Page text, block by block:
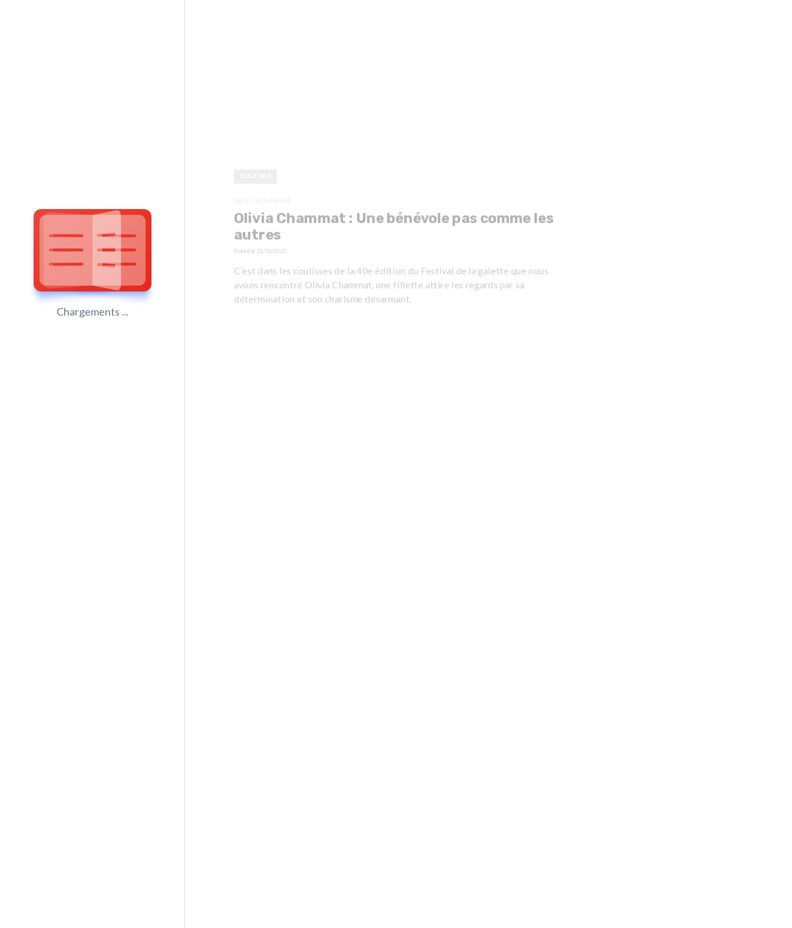
Chargements ...
Olivia Chammat : Une bénévole pas comme les
autres
Publié le 13/10/2025
C’est dans les coulisses de la 40e édition du Festival de la galette que nous
avons rencontré Olivia Chammat, une fillette attire les regards par sa
détermination et son charisme désarmant.